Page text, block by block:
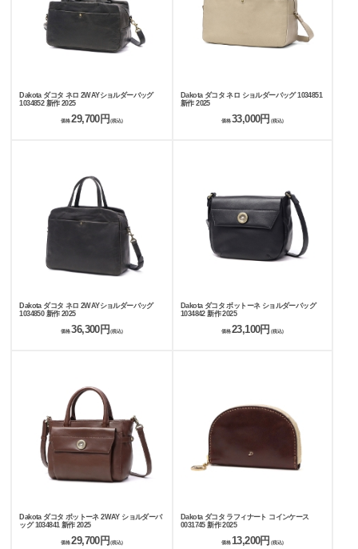
Dakota ダコタ ネロ 2WAYショルダーバッグ
1034852 新作 2025
価格 29,700円(税込)
Dakota ダコタ ネロ ショルダーバッグ 1034851
新作 2025
価格33,000円 (税込)
Dakota ダコタ ネロ 2WAYショルダーバッグ
1034850 新作 2025
価格 36,300円 (税込)
Dakota ダコタ ボットーネ ショルダーバッグ
1034842 新作 2025
価格23,100円 (税込)
Dakota ダコタ ボットーネ 2WAY ショルダーバ
ッグ 1034841 新作 2025
価格 29,700円(税込)
Dakota ダコタ ラフィナート コインケース
0031745 新作 2025
価格 13,200円 (税込)